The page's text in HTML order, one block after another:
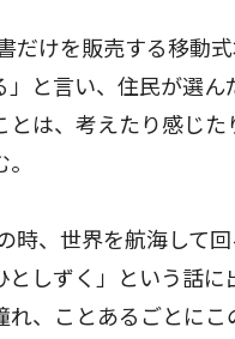
けを販売する移動
」と言い、住民が選
とは、考えたり感じ
、世界を航海して回
としずく」という話
れ、ことあるごとに